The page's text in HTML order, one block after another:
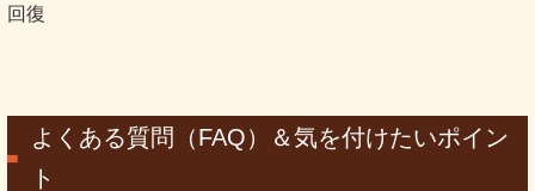
回復
よくある質問（FAQ）＆気を付けたいポイン
ト